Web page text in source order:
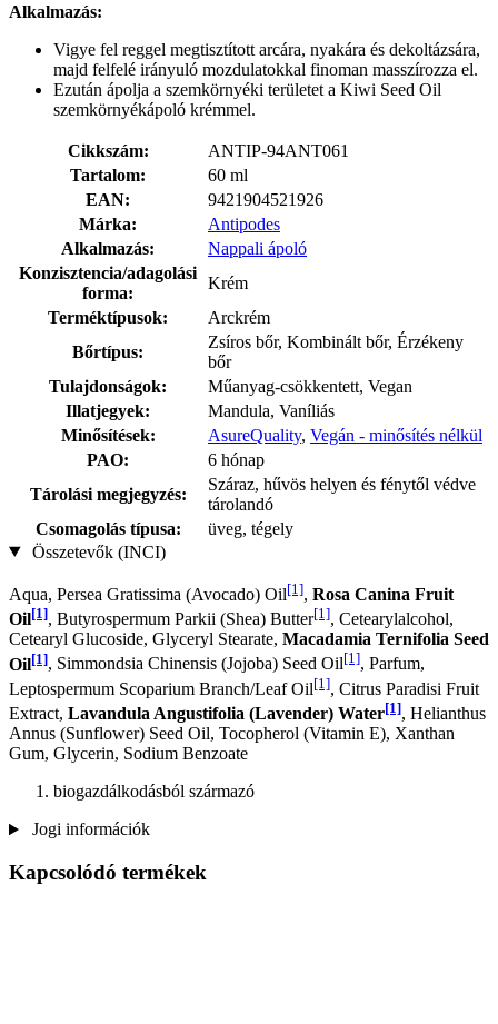
Alkalmazás:
Vigye fel reggel megtisztított arcára, nyakára és dekoltázsára,
majd felfelé irányuló mozdulatokkal finoman masszírozza el.
Ezután ápolja a szemkörnyéki területet a Kiwi Seed Oil
szemkörnyékápoló krémmel.
Cikkszám:
ANTIP-94ANT061
Tartalom:
60 ml
EAN:
9421904521926
Márka:
Antipodes
Alkalmazás:
Nappali ápoló
Konzisztencia/adagolási
forma:
Krém
Terméktípusok:
Arckrém
Bőrtípus:
Zsíros bőr, Kombinált bőr, Érzékeny
bőr
Tulajdonságok:
Műanyag-csökkentett, Vegan
Illatjegyek:
Mandula, Vaníliás
Minősítések:
AsureQuality, Vegán - minősítés nélkül
PAO:
6 hónap
Tárolási megjegyzés:
Száraz, hűvös helyen és fénytől védve
tárolandó
Csomagolás típusa:
üveg, tégely
Összetevők (INCI)
Aqua, Persea Gratissima (Avocado) Oil[1], Rosa Canina Fruit
Oil[1], Butyrospermum Parkii (Shea) Butter[1], Cetearylalcohol,
Cetearyl Glucoside, Glyceryl Stearate, Macadamia Ternifolia Seed
Oil[1], Simmondsia Chinensis (Jojoba) Seed Oil[1], Parfum,
Leptospermum Scoparium Branch/Leaf Oil[1], Citrus Paradisi Fruit
Extract, Lavandula Angustifolia (Lavender) Water[1], Helianthus
Annus (Sunflower) Seed Oil, Tocopherol (Vitamin E), Xanthan
Gum, Glycerin, Sodium Benzoate
biogazdálkodásból származó
Jogi információk
Kapcsolódó termékek